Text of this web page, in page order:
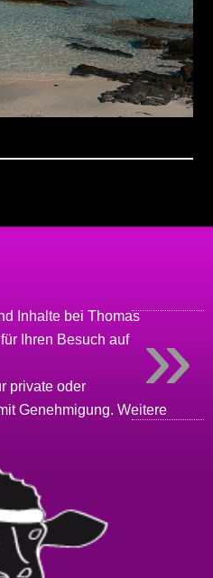
Inhalte beiThomas
Ihren Besuch auf
private oder
Genehmigung.Weitere
»